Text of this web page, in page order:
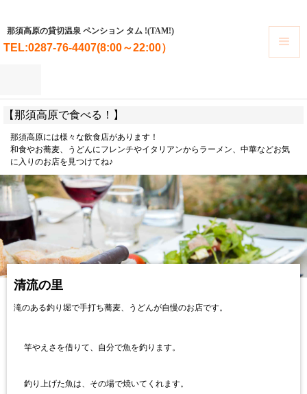
那須高原の貸切温泉 ペンション タム !(TAM!)
TEL:0287-76-4407(8:00～22:00）
【那須高原で食べる！】
那須高原には様々な飲食店があります！
和食やお蕎麦、うどんにフレンチやイタリアンからラーメン、中華などお気
に入りのお店を見つけてね♪
清流の里
滝のある釣り堀で手打ち蕎麦、うどんが自慢のお店です。
竿やえさを借りて、自分で魚を釣ります。
釣り上げた魚は、その場で焼いてくれます。